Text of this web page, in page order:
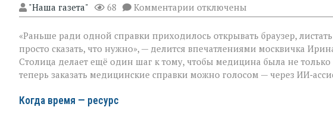
"Наша газета" 68 Комментарии к
записи
вместо
кликов:
Москва
упрощает
доступ
отключены
«Раньше ради одной справки приходилось открывать браузер,
просто сказать, что нужно», — делится впечатлениями москвичка
Столица делает ещё один шаг к тому, чтобы медицина была не
теперь заказать медицинские справки можно голосом — через
Когда время — ресурс